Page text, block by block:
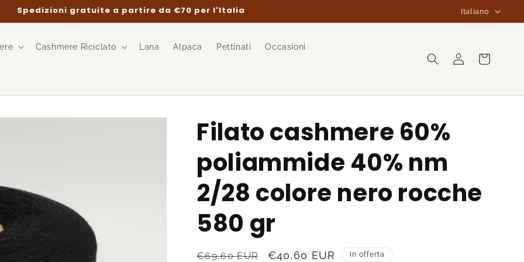
Spedizioni gratuite a partire da €70 per l'Italia
i
g
a
Italiano
Cashmere Riciclato Lana Alpaca Pettinati
Occasioni
Accedi Carrello
Filato cashmere 60%
poliammide 40% nm
2/28 colore nero rocche
580 gr
Prezzo
€69,60 EUR
Prezzo
€40,60 EUR In offerta